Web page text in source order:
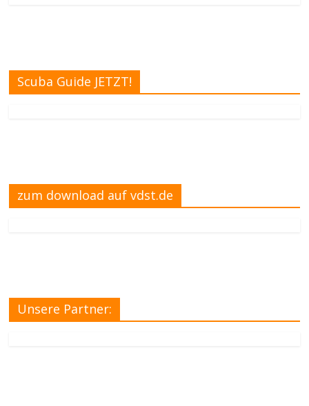
Scuba Guide JETZT!
zum download auf vdst.de
Unsere Partner: